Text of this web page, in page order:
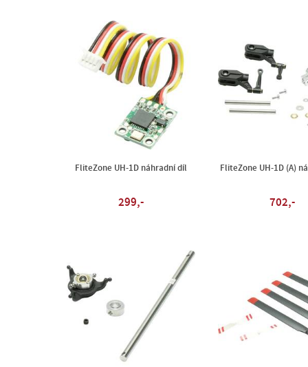
FliteZone UH-1D náhradní díl
299,-
FliteZone UH-1D (A)
702,-